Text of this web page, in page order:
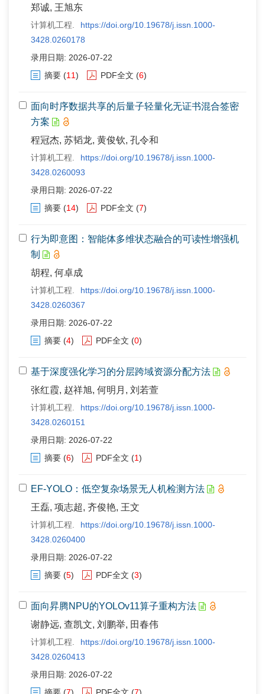
郑诚, 王旭东
计算机工程.
https://doi.org/10.19678/j.issn.1000-
3428.0260178
录用日期: 2026-07-22
摘要 (11) PDF全文 (6)
面向时序数据共享的后量子轻量化无证书混合签密
方案
程冠杰, 苏韬龙, 黄俊钦, 孔令和
计算机工程.
https://doi.org/10.19678/j.issn.1000-
3428.0260093
录用日期: 2026-07-22
摘要 (14) PDF全文 (7)
行为即意图：智能体多维状态融合的可读性增强机
制
胡程, 何卓成
计算机工程.
https://doi.org/10.19678/j.issn.1000-
3428.0260367
录用日期: 2026-07-22
摘要 (4) PDF全文 (0)
基于深度强化学习的分层跨域资源分配方法
张红霞, 赵祥旭, 何明月, 刘若萱
计算机工程.
https://doi.org/10.19678/j.issn.1000-
3428.0260151
录用日期: 2026-07-22
摘要 (6) PDF全文 (1)
EF-YOLO：低空复杂场景无人机检测方法
王磊, 项志超, 齐俊艳, 王文
计算机工程.
https://doi.org/10.19678/j.issn.1000-
3428.0260400
录用日期: 2026-07-22
摘要 (5) PDF全文 (3)
面向昇腾NPU的YOLOv11算子重构方法
谢静远, 查凯文, 刘鹏举, 田春伟
计算机工程.
https://doi.org/10.19678/j.issn.1000-
3428.0260413
录用日期: 2026-07-22